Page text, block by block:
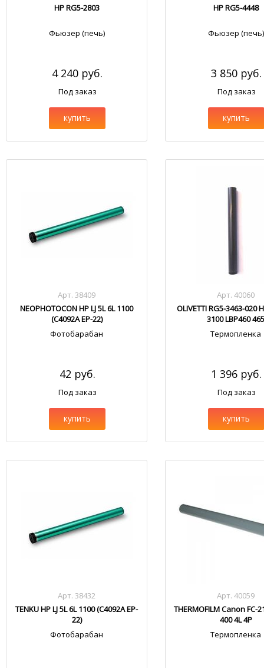
HP RG5-2803
Фьюзер (печь)
4 240 руб.
Под заказ
купить
HP RG5-4448
Фьюзер (печь)
3 850 руб.
Под заказ
купить
Арт. 38409
NEOPHOTOCON HP LJ 5L 6L 1100
(C4092A EP-22)
Фотобарабан
42 руб.
Под заказ
купить
Арт. 40060
OLIVETTI RG5-3463-020
3100 LBP460
Термопленка
1 396 руб.
Под заказ
купить
Арт. 38432
TENKU HP LJ 5L 6L 1100 (C4092A EP-
22)
Фотобарабан
Арт. 40059
THERMOFILM Canon FC-
400 4L 4P
Термопленка